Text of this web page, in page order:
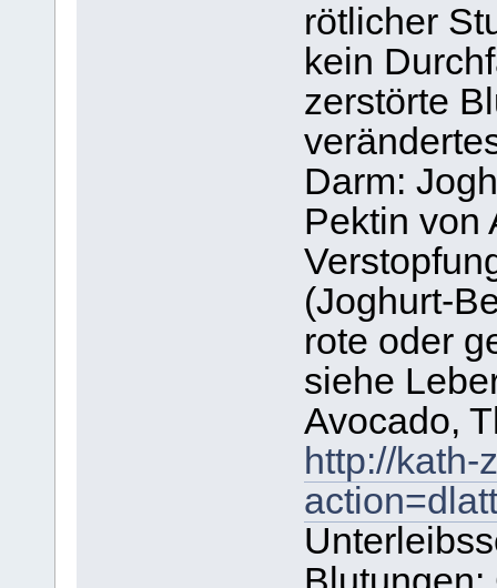
rötlicher
kein
zerstörte
Darm:
Pektin von
(Joghurt-
rote oder
siehe
Avocado,
http://kath-